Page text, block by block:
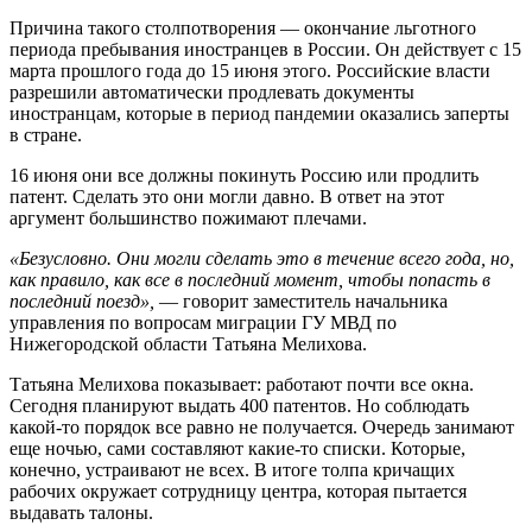
Причина такого столпотворения — окончание льготного
периода пребывания иностранцев в России. Он действует с 15
марта прошлого года до 15 июня этого. Российские власти
разрешили автоматически продлевать документы
иностранцам, которые в период пандемии оказались заперты
в стране.
16 июня они все должны покинуть Россию или продлить
патент. Сделать это они могли давно. В ответ на этот
аргумент большинство пожимают плечами.
«Безусловно. Они могли сделать это в течение всего года, но,
как правило, как все в последний момент, чтобы попасть в
последний поезд», — говорит заместитель начальника
управления по вопросам миграции ГУ МВД по
Нижегородской области Татьяна Мелихова.
Татьяна Мелихова показывает: работают почти все окна.
Сегодня планируют выдать 400 патентов. Но соблюдать
какой-то порядок все равно не получается. Очередь занимают
еще ночью, сами составляют какие-то списки. Которые,
конечно, устраивают не всех. В итоге толпа кричащих
рабочих окружает сотрудницу центра, которая пытается
выдавать талоны.